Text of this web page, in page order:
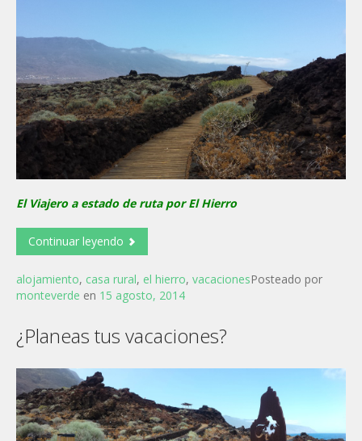
El Viajero a estado de ruta por El Hierro
Continuar leyendo
alojamiento, casa rural, el hierro, vacacionesPosteado por
monteverde en 15 agosto, 2014
¿Planeas tus vacaciones?